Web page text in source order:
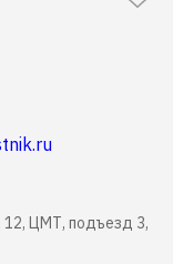
12, ЦМТ, подъезд 3,